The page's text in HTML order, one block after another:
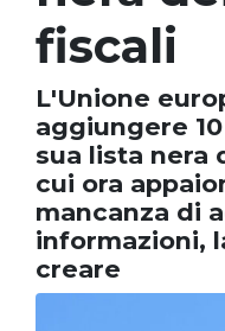
fiscali
L'Unione
aggiungere
sua lista nera
cui ora
mancanza di
informazioni,
creare